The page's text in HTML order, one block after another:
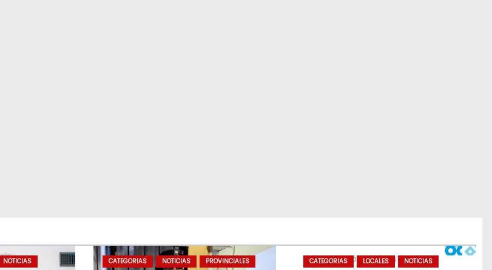
NOTICIAS CATEGORIAS NOTICIAS PROVINCIALES CATEGORIAS LOCALES NOTICIAS